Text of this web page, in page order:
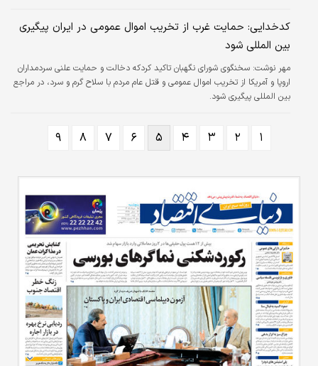
دنبال افزایش قیمت بنزین در تاریخ۲۴ آبان‌ماه ناآرامی‌هایی دربرخی از شهرهای کشور
کدخدایی: حمایت غرب از تخریب اموال عمومی در ایران پیگیری
بین‎ المللی شود
مهر نوشت: سخنگوی شورای نگهبان تاکید کردکه دخالت و حمایت علنی سردمداران
اروپا و آمریکا از تخریب اموال عمومی و قتل عام مردم با سلاح گرم و سرد، در مراجع
بین المللی پیگیری شود.
۱ ۲ ۳ ۴ ۵ ۶ ۷ ۸ ۹